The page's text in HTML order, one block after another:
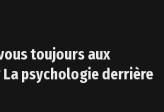
toujours aux
La psychologie derrière